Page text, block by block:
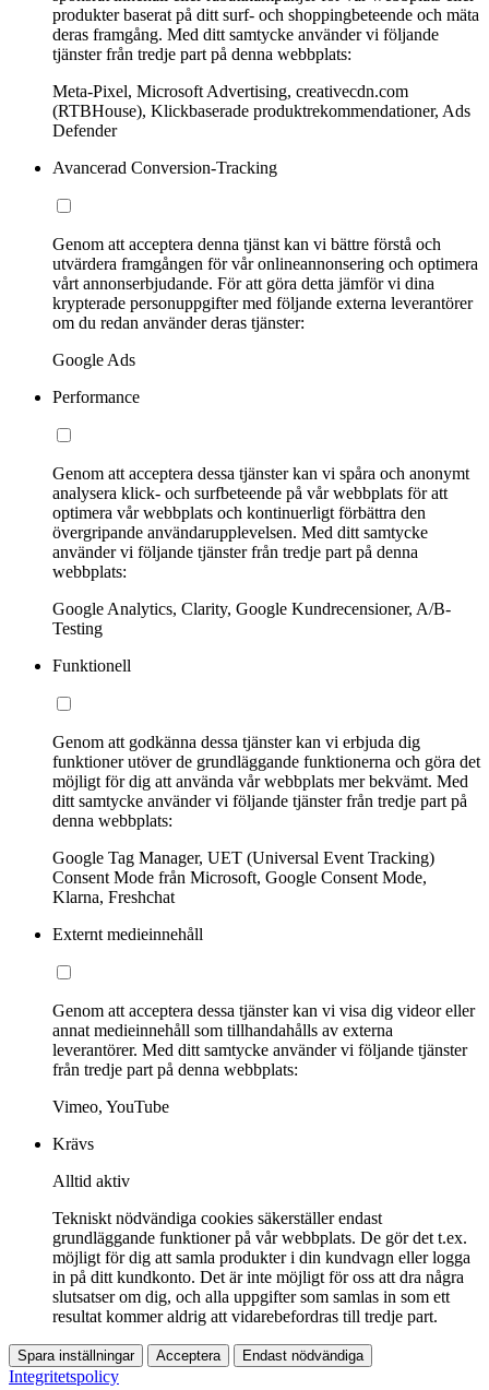
produkter baserat på ditt surf- och shoppingbeteende och mäta
deras framgång. Med ditt samtycke använder vi följande
tjänster från tredje part på denna webbplats:
Meta-Pixel, Microsoft Advertising, creativecdn.com
(RTBHouse), Klickbaserade produktrekommendationer, Ads
Defender
Avancerad Conversion-Tracking
Genom att acceptera denna tjänst kan vi bättre förstå och
utvärdera framgången för vår onlineannonsering och optimera
vårt annonserbjudande. För att göra detta jämför vi dina
krypterade personuppgifter med följande externa leverantörer
om du redan använder deras tjänster:
Google Ads
Performance
Genom att acceptera dessa tjänster kan vi spåra och anonymt
analysera klick- och surfbeteende på vår webbplats för att
optimera vår webbplats och kontinuerligt förbättra den
övergripande användarupplevelsen. Med ditt samtycke
använder vi följande tjänster från tredje part på denna
webbplats:
Google Analytics, Clarity, Google Kundrecensioner, A/B-
Testing
Funktionell
Genom att godkänna dessa tjänster kan vi erbjuda dig
funktioner utöver de grundläggande funktionerna och göra det
möjligt för dig att använda vår webbplats mer bekvämt. Med
ditt samtycke använder vi följande tjänster från tredje part på
denna webbplats:
Google Tag Manager, UET (Universal Event Tracking)
Consent Mode från Microsoft, Google Consent Mode,
Klarna, Freshchat
Externt medieinnehåll
Genom att acceptera dessa tjänster kan vi visa dig videor eller
annat medieinnehåll som tillhandahålls av externa
leverantörer. Med ditt samtycke använder vi följande tjänster
från tredje part på denna webbplats:
Vimeo, YouTube
Krävs
Alltid aktiv
Tekniskt nödvändiga cookies säkerställer endast
grundläggande funktioner på vår webbplats. De gör det t.ex.
möjligt för dig att samla produkter i din kundvagn eller logga
in på ditt kundkonto. Det är inte möjligt för oss att dra några
slutsatser om dig, och alla uppgifter som samlas in som ett
resultat kommer aldrig att vidarebefordras till tredje part.
Spara inställningar Acceptera Endast nödvändiga
Integritetspolicy